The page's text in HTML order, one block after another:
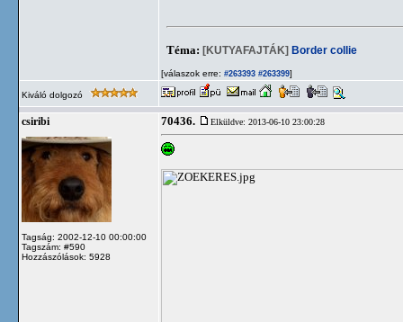
Téma: [KUTYAFAJTÁK] Border collie
[válaszok erre: #263393 #263399]
Kiváló dolgozó
csiribi
Tagság: 2002-12-10 00:00:00
Tagszám: #590
Hozzászólások: 5928
70436. Elküldve: 2013-06-10 23:00:28